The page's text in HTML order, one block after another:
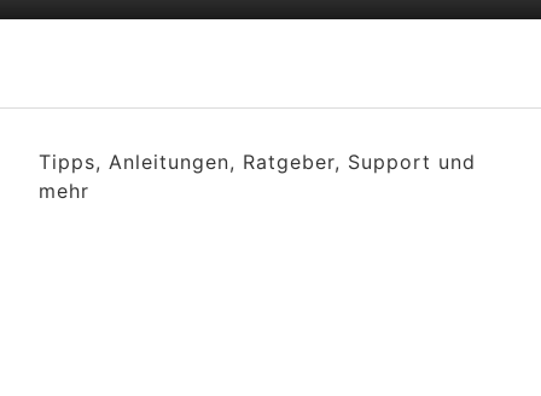
Tipps, Anleitungen, Ratgeber, Support und
mehr